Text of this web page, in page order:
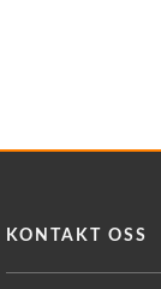
KONTAKT OSS